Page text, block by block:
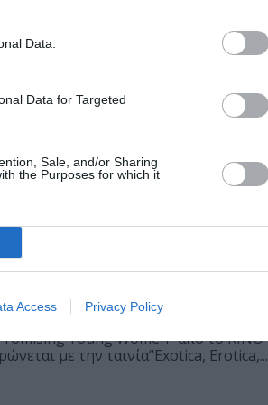
Data.
Data for Targeted
Sale, and/or Sharing
the Purposes for which it
Access Privacy Policy
στο Bios
Young Women” από το KINO
με την ταινία“Exotica, Erotica,...